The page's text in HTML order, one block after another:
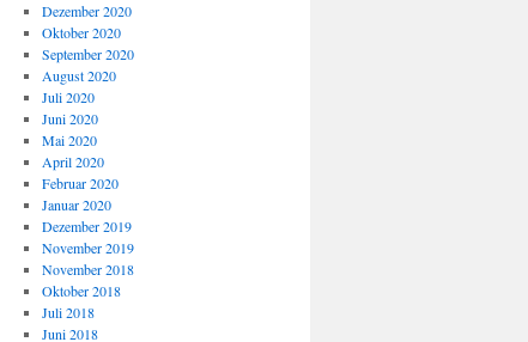
Dezember 2020
Oktober 2020
September 2020
August 2020
Juli 2020
Juni 2020
Mai 2020
April 2020
Februar 2020
Januar 2020
Dezember 2019
November 2019
November 2018
Oktober 2018
Juli 2018
Juni 2018